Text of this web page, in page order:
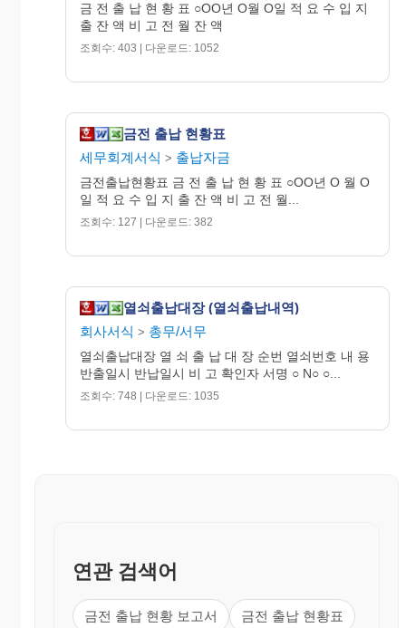
금 전 출 납 현 황 표 ○OO년 O월 O일 적 요 수 입 지
출 잔 액 비 고 전 월 잔 액
조회수: 403 | 다운로드: 1052
금전 출납 현황표
세무회계서식 > 출납자금
금전출납현황표 금 전 출 납 현 황 표 ○OO년 O 월 O
일 적 요 수 입 지 출 잔 액 비 고 전 월...
조회수: 127 | 다운로드: 382
열쇠출납대장 (열쇠출납내역)
회사서식 > 총무/서무
열쇠출납대장 열 쇠 출 납 대 장 순번 열쇠번호 내 용
반출일시 반납일시 비 고 확인자 서명 ○ N○ ○...
조회수: 748 | 다운로드: 1035
연관 검색어
금전 출납 현황 보고서 금전 출납 현황표